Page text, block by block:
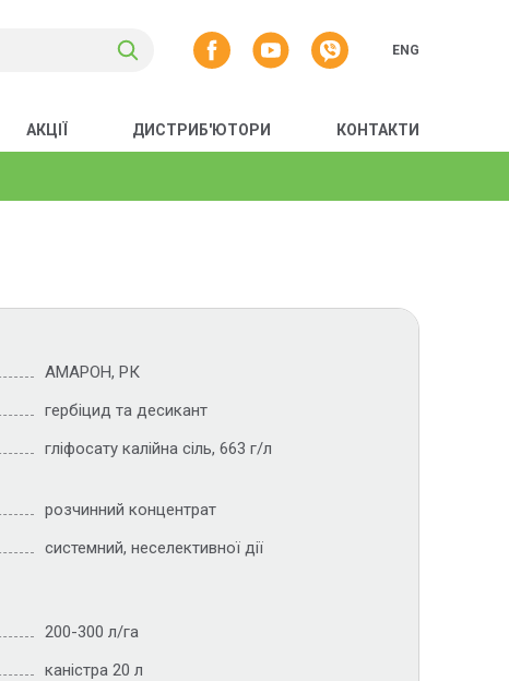
ENG
АКЦІЇ ДИСТРИБ'ЮТОРИ КОНТАКТИ
АМАРОН, РК
гербіцид та десикант
гліфосату калійна сіль, 663 г/л
розчинний концентрат
системний, неселективної дії
200-300 л/га
каністра 20 л